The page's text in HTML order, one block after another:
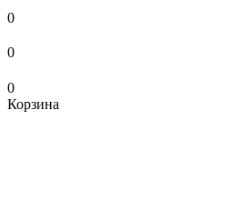
0
0
0
Корзина